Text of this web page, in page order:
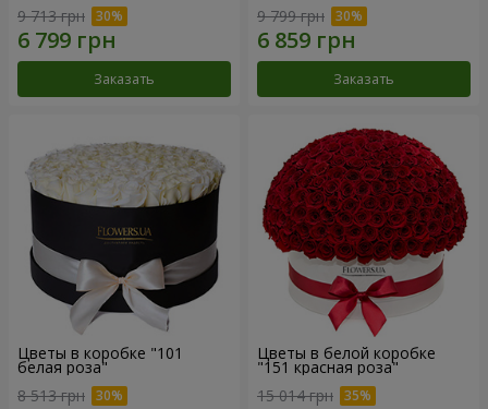
9 713 грн
Заказать
9 799 грн
Заказать
Цветы в коробке "101
белая роза"
8 513 грн
Цветы в белой коробке
"151 красная роза"
15 014 грн